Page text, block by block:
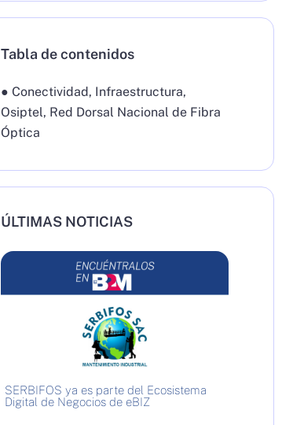
Tabla de contenidos
● Conectividad, Infraestructura,
Osiptel, Red Dorsal Nacional de Fibra
Óptica
ÚLTIMAS NOTICIAS
SERBIFOS ya es parte del Ecosistema
Digital de Negocios de eBIZ